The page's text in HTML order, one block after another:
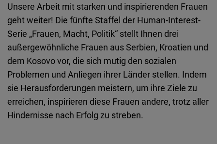
Unsere Arbeit mit starken und inspirierenden Frauen
geht weiter! Die fünfte Staffel der Human-Interest-
Serie „Frauen, Macht, Politik“ stellt Ihnen drei
außergewöhnliche Frauen aus Serbien, Kroatien und
dem Kosovo vor, die sich mutig den sozialen
Problemen und Anliegen ihrer Länder stellen. Indem
sie Herausforderungen meistern, um ihre Ziele zu
erreichen, inspirieren diese Frauen andere, trotz aller
Hindernisse nach Erfolg zu streben.
Maps
Embed
Cloudinary
Flickr
Embed
Newsletter2go